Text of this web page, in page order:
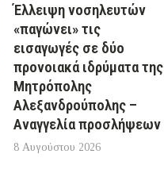
Έλλειψη νοσηλευτών
«παγώνει» τις
εισαγωγές σε δύο
προνοιακά ιδρύματα της
Μητρόπολης
Αλεξανδρούπολης –
Αναγγελία προσλήψεων
8 Αυγούστου 2026